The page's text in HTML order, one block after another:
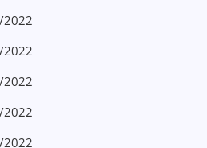
2022
2022
2022
2022
2022